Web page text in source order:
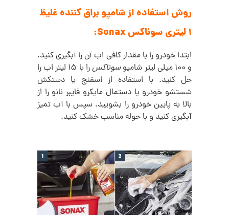
روش استفاده از شامپو براق کننده غلیظ
1 لیتری سوناکس Sonax:
ابتدا خودرو را با مقدار کافی اب آن را آبگیری کنید.
و 100 میلی لیتر شامپو
سوناکس
را با 15 لیتر اب را
حل کنید. با استفاده از اسفنج یا دستکش
شستشو خودرو یا دستمال مایکرو فایبر نانو را از
بالا به پایین خودرو را بشویید. سپس با آب تمیز
آبگیری کنید و با حوله مناسب خشک کنید.